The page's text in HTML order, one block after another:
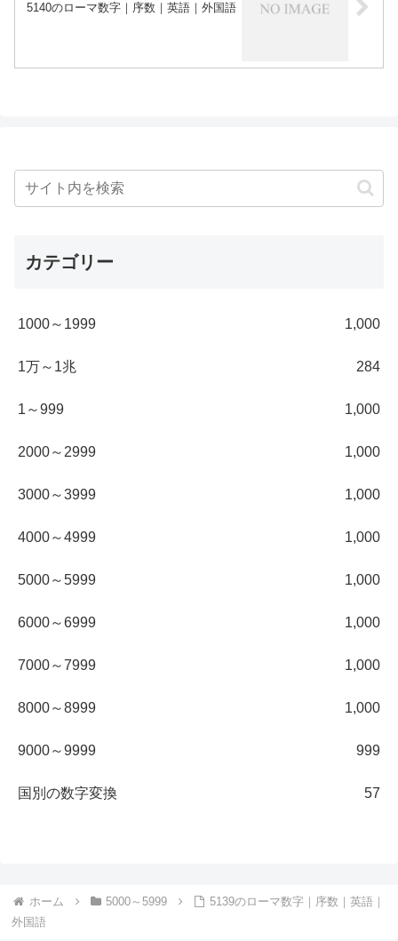
5140のローマ数字｜序数｜英語｜外国語
カテゴリー
1000～1999 1,000
1万～1兆 284
1～999 1,000
2000～2999 1,000
3000～3999 1,000
4000～4999 1,000
5000～5999 1,000
6000～6999 1,000
7000～7999 1,000
8000～8999 1,000
9000～9999 999
国別の数字変換 57
ホーム 5000～5999
5139のローマ数字｜序数｜英語｜
外国語